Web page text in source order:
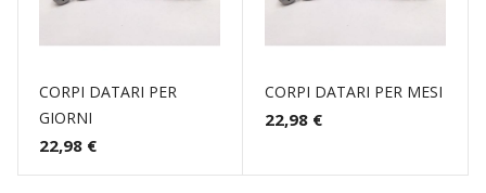
CORPI DATARI PER
GIORNI
22,98 €
CORPI DATARI PER MESI
22,98 €